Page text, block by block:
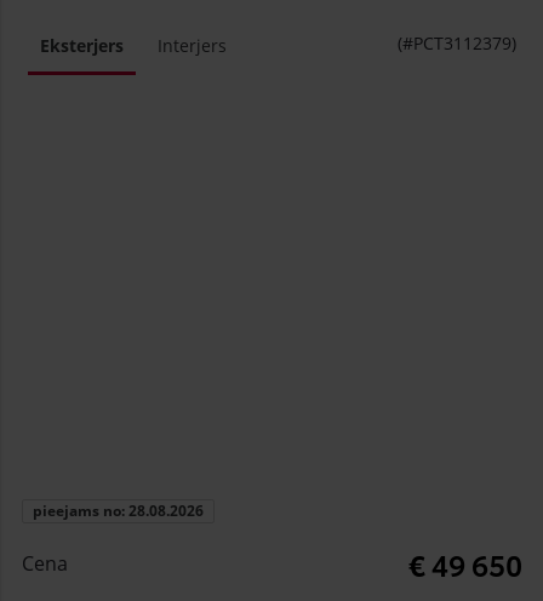
(#PCT3112379)
Eksterjers Interjers
pieejams no: 28.08.2026
Cena € 49 650